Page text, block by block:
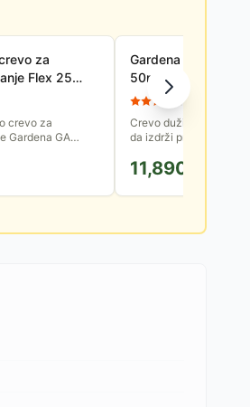
za
Flex 25
GA 18053-
crevo za
Gardena GA
Otporno je na...
Gardena
50m, 1/2 inča
(
Crevo dužine 50m,
da izdrži pritisak vode
11,890